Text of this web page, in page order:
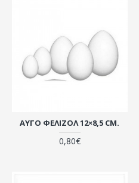
ΑΥΓΌ ΦΕΛΙΖΌΛ 12×8,5 CM.
0,80€